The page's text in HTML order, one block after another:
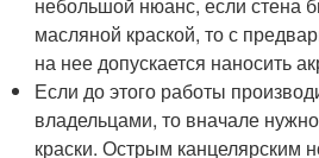
масляной краской, то с
на нее допускается наносить
Если до этого работы
владельцами, то вначале
краски. Острым канцелярским